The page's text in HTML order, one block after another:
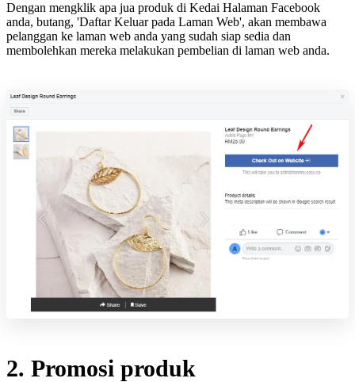
Dengan mengklik apa jua produk di Kedai Halaman Facebook
anda, butang, 'Daftar Keluar pada Laman Web', akan membawa
pelanggan ke laman web anda yang sudah siap sedia dan
membolehkan mereka melakukan pembelian di laman web anda.
2. Promosi produk